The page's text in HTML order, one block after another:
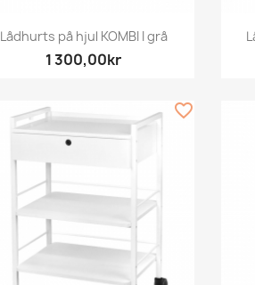
Snabbvy
Lådhurts på hjul KOMBI I grå
1 300,00kr
favorite_border